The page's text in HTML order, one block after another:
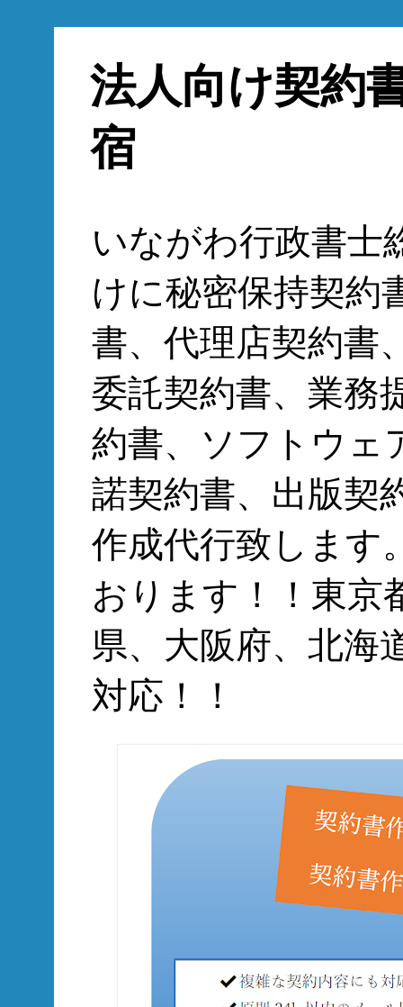
法人向け契約
宿
いながわ行政書士
けに秘密保持契約
書、代理店契約書
委託契約書、業務
約書、ソフトウェ
諾契約書、出版契
作成代行致します
おります！！東京
県、大阪府、北海
対応！！